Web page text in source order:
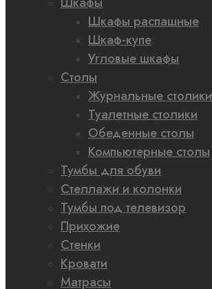
Шкафы распашные
Шкаф-купе
Угловые шкафы
Столы
Журнальные столики
Туалетные столики
Обеденные столы
Компьютерные столы
Тумбы для обуви
Стеллажи и колонки
Тумбы под телевизор
Прихожие
Стенки
Кровати
Матрасы